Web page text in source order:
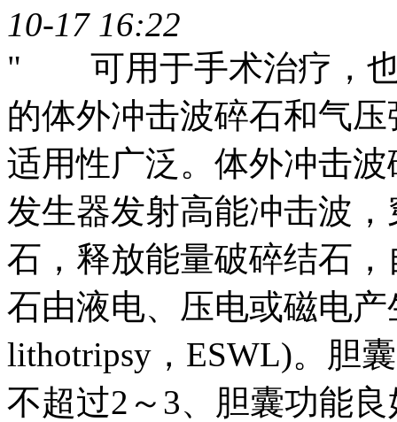
10-17 16:22
" 可用于手术治疗，也
的体外冲击波碎石和气
适用性广泛。体外冲击
发生器发射高能冲击波
石，释放能量破碎结石
石由液电、压电或磁电产
lithotripsy，ESWL)。胆
不超过2～3、胆囊功能